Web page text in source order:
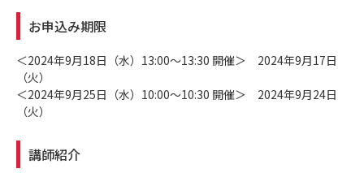
お申込み期限
＜2024年9月18日（水）13:00～13:30 開催＞ 2024年9月17日
（火）
＜2024年9月25日（水）10:00～10:30 開催＞ 2024年9月24日
（火）
講師紹介